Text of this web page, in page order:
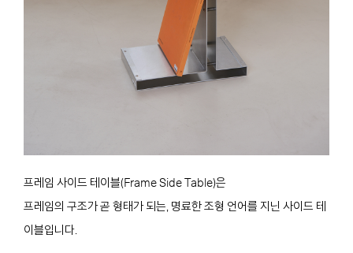
프레임 사이드 테이블(Frame Side Table)은
프레임의 구조가 곧 형태가 되는, 명료한 조형 언어를 지닌 사이드 테
이블입니다.